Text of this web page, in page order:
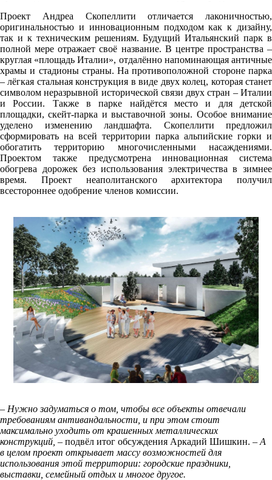
Проект Андреа Скопеллити отличается лаконичностью,
оригинальностью и инновационным подходом как к дизайну,
так и к техническим решениям. Будущий Итальянский парк в
полной мере отражает своё название. В центре пространства –
круглая «площадь Италии», отдалённо напоминающая античные
храмы и стадионы страны. На противоположной стороне парка
– лёгкая стальная конструкция в виде двух колец, которая станет
символом неразрывной исторической связи двух стран – Италии
и России. Также в парке найдётся место и для детской
площадки, скейт-парка и выставочной зоны. Особое внимание
уделено изменению ландшафта. Скопеллити предложил
сформировать на всей территории парка альпийские горки и
обогатить территорию многочисленными насаждениями.
Проектом также предусмотрена инновационная система
обогрева дорожек без использования электричества в зимнее
время. Проект неаполитанского архитектора получил
всестороннее одобрение членов комиссии.
– Нужно задуматься о том, чтобы все объекты отвечали
требованиям антивандальности, и при этом стоит
максимально уходить от крашенных металлических
конструкций, – подвёл итог обсуждения Аркадий Шишкин. – А
в целом проект открывает массу возможностей для
использования этой территории: городские праздники,
выставки, семейный отдых и многое другое.